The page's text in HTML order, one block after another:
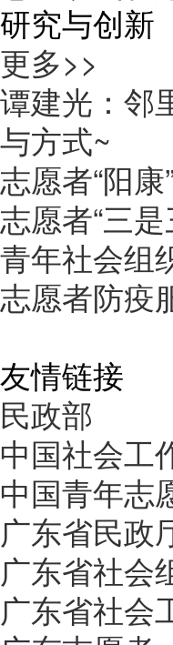
研究与创新
更多>>
谭建光：邻
与方式~
志愿者“阳
志愿者“三
青年社会组
志愿者防疫
友情链接
民政部
中国社会工
中国青年志
广东省民政
广东省社会
广东省社会